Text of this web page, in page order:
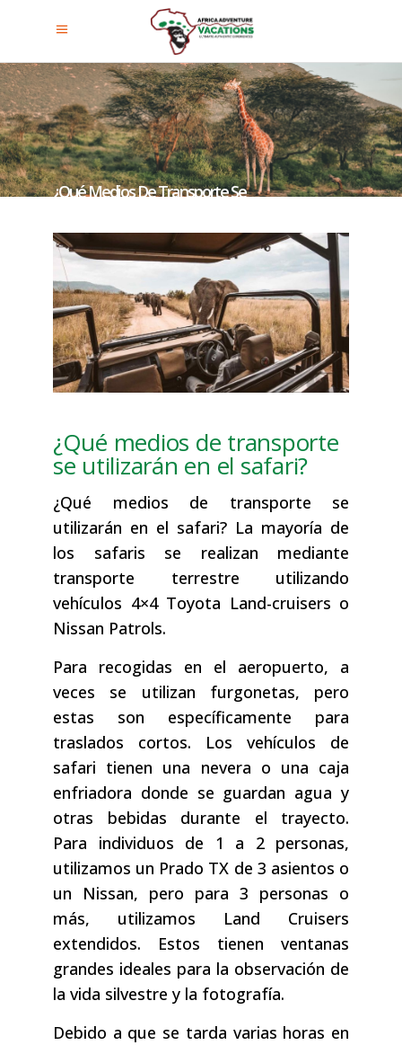
¿Qué Medios De Transporte Se
Utilizarán En El Safari?
¿Qué medios de transporte
se utilizarán en el safari?
¿Qué medios de transporte se
utilizarán en el safari? La mayoría de
los safaris se realizan mediante
transporte terrestre utilizando
vehículos 4×4 Toyota Land-cruisers o
Nissan Patrols.
Para recogidas en el aeropuerto, a
veces se utilizan furgonetas, pero
estas son específicamente para
traslados cortos. Los vehículos de
safari tienen una nevera o una caja
enfriadora donde se guardan agua y
otras bebidas durante el trayecto.
Para individuos de 1 a 2 personas,
utilizamos un Prado TX de 3 asientos o
un Nissan, pero para 3 personas o
más, utilizamos Land Cruisers
extendidos. Estos tienen ventanas
grandes ideales para la observación de
la vida silvestre y la fotografía.
Debido a que se tarda varias horas en